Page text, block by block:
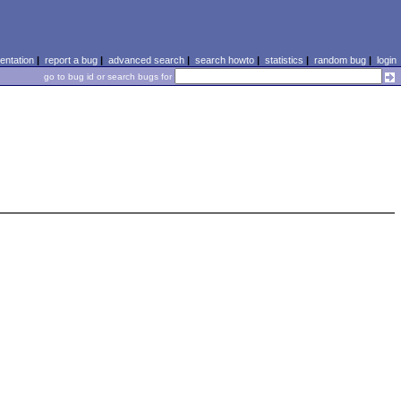
| report a bug| advanced search| search howto| statistics | random bug| login
go to bug id or search bugs for